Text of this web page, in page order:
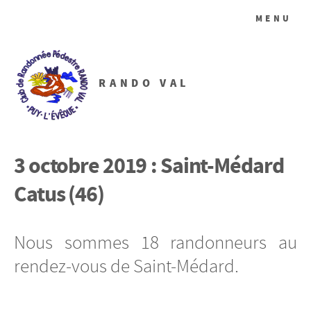
RANDO VAL
MENU
3 octobre 2019 : Saint-Médard
Catus (46)
Nous sommes 18 randonneurs au
rendez-vous de Saint-Médard.